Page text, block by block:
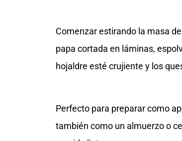
Comenzar estirando la masa
papa cortada en láminas,
hojaldre esté crujiente y los
Perfecto para preparar como
también como un almuerzo o